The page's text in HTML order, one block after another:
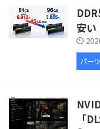
安
パー
「